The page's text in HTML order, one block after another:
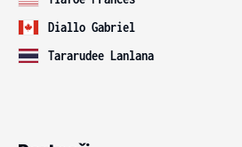
Diallo Gabriel
Tararudee Lanlana